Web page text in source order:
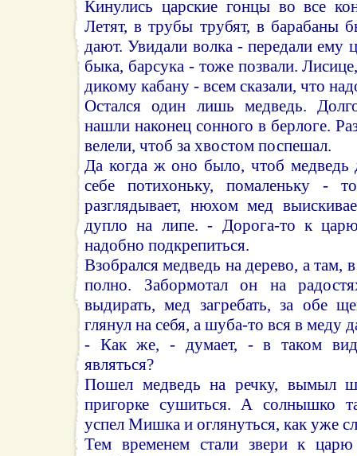
Кинулись царские гонцы во все
Летят, в трубы трубят, в барабаны
дают. Увидали волка - передали ему
быка, барсука - тоже позвали.
дикому кабану - всем сказали, что
Остался один лишь медведь.
нашли наконец сонного в берлоге.
велели, чтоб за хвостом поспешал.
Да когда ж оно было, чтоб медведь
себе потихоньку, помаленьку -
разглядывает, нюхом мед
дупло на липе. - Дорога-то к
надобно подкрепиться.
Взобрался медведь на дерево, а там,
полно. Забормотал он на
выдирать, мед загребать, за обе
глянул на себя, а шуба-то вся в меду
- Как же, - думает, - в таком
являться?
Пошел медведь на речку, вымыл
пригорке сушиться. А солнышко
успел Мишка и оглянуться, как уже
Тем временем стали звери к царю